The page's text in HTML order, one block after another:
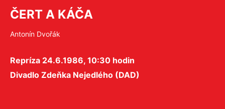
ČERT A KÁČA
Antonín Dvořák
Repríza 24.6.1986, 10:30 hodin
Divadlo Zdeňka Nejedlého (DAD)